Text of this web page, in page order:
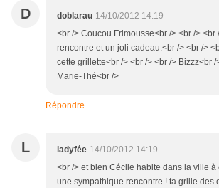
D doblarau 14/10/2012 14:19
<br /> Coucou Frimousse<br /> <br /> <br
rencontre et un joli cadeau.<br /> <br />
cette grillette<br /> <br /> <br /> Bizzz<br /
Marie-Thé<br />
Répondre
L ladyfée 14/10/2012 14:19
<br /> et bien Cécile habite dans la ville à
une sympathique rencontre ! ta grille des